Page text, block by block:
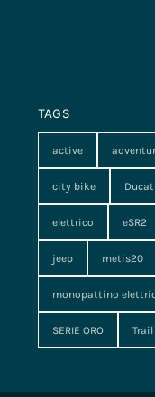
TAGS
active
city bike
elettrico eSR2
jeep metis20
monopattino
SERIE ORO